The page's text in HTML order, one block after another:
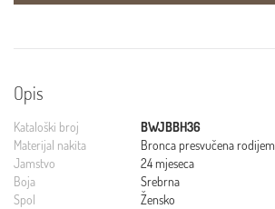
Opis
Kataloški broj
BWJBBH36
Materijal nakita
Bronca presvučena rodijem
Jamstvo
24 mjeseca
Boja
Srebrna
Spol
Žensko